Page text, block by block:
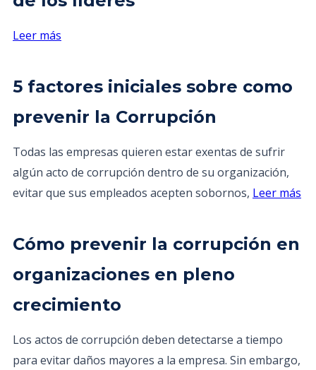
Leer más
5 factores iniciales sobre como
prevenir la Corrupción
Todas las empresas quieren estar exentas de sufrir
algún acto de corrupción dentro de su organización,
evitar que sus empleados acepten sobornos, Leer más
Cómo prevenir la corrupción en
organizaciones en pleno
crecimiento
Los actos de corrupción deben detectarse a tiempo
para evitar daños mayores a la empresa. Sin embargo,